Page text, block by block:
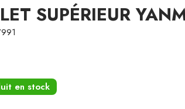
SUPÉRIEUR
en stock